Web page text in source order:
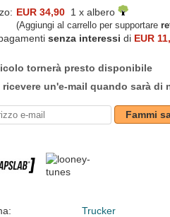
EUR 34,90 1 x albero
(Aggiungi al carrello per supportare
senza interessi di EUR
tornerà presto disponibile
ricevere un'e-mail quando sarà di
Fammi
Trucker